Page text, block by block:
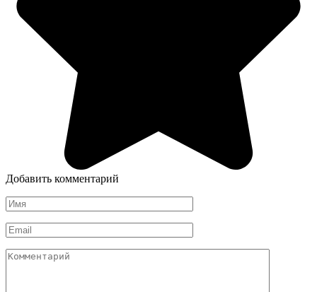
Добавить комментарий
Имя
*
Email
*
Комментарий